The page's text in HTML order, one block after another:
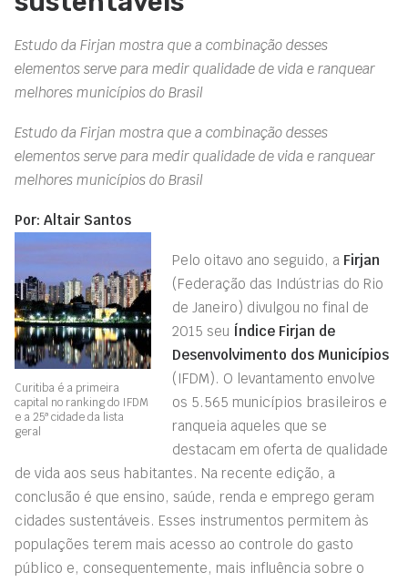
Estudo da Firjan mostra que a combinação desses
elementos serve para medir qualidade de vida e ranquear
melhores municípios do Brasil
Estudo da Firjan mostra que a combinação desses
elementos serve para medir qualidade de vida e ranquear
melhores municípios do Brasil
Por: Altair Santos
Curitiba é a primeira
capital no ranking do IFDM
e a 25ª cidade da lista
geral
Pelo oitavo ano seguido, a Firjan
(Federação das Indústrias do Rio
de Janeiro) divulgou no final de
2015 seu Índice Firjan de
Desenvolvimento dos Municípios
(IFDM). O levantamento envolve
os 5.565 municípios brasileiros e
ranqueia aqueles que se
destacam em oferta de qualidade
de vida aos seus habitantes. Na recente edição, a
conclusão é que ensino, saúde, renda e emprego geram
cidades sustentáveis. Esses instrumentos permitem às
populações terem mais acesso ao controle do gasto
público e, consequentemente, mais influência sobre o